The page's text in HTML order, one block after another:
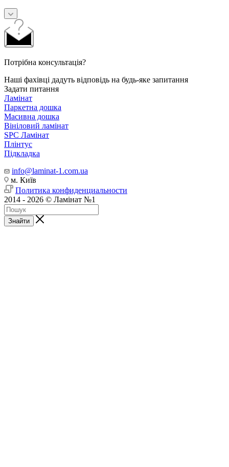
Потрібна консультація?
Наші фахівці дадуть відповідь на будь-яке запитання
Задати питання
Ламінат
Паркетна дошка
Масивна дошка
Вініловий ламінат
SPC Ламінат
Плінтус
Підкладка
info@laminat-1.com.ua
м. Київ
Политика конфиденциальности
2014 - 2026 © Ламінат №1
Знайти